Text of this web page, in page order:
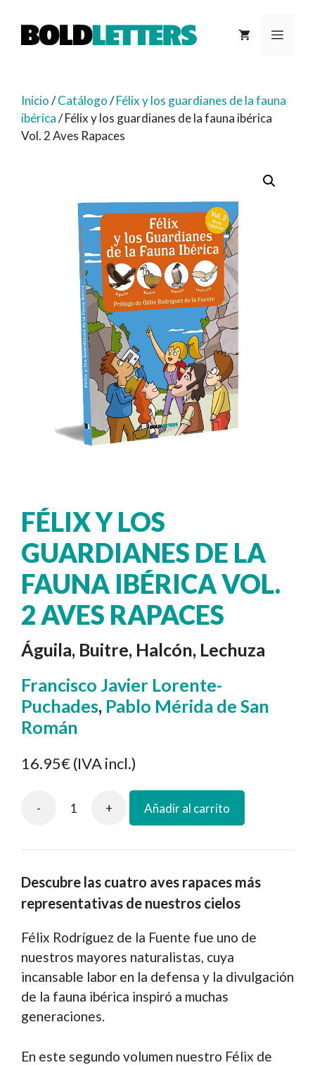
contenido
Inicio/Catálogo/Félix y los guardianes de la fauna
ibérica/ Félix y los guardianes de la fauna ibérica
Vol. 2 Aves Rapaces
FÉLIX Y LOS
GUARDIANES DE LA
FAUNA IBÉRICA VOL.
2 AVES RAPACES
Águila, Buitre, Halcón, Lechuza
Francisco Javier Lorente-
Puchades, Pablo Mérida de San
Román
16.95€(IVA incl.)
-
Félix
los
de
la
ibérica
Vol.
2
Aves
+ Añadir al carrito
Descubre las cuatro aves rapaces más
representativas de nuestros cielos
Félix Rodríguez de la Fuente fue uno de
nuestros mayores naturalistas, cuya
incansable labor en la defensa y la divulgación
de la fauna ibérica inspiró a muchas
generaciones.
En este segundo volumen nuestro Félix de